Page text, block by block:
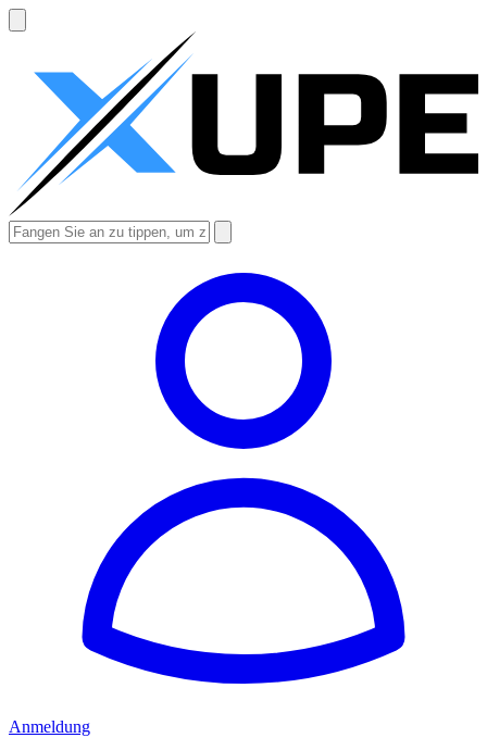
Anmeldung